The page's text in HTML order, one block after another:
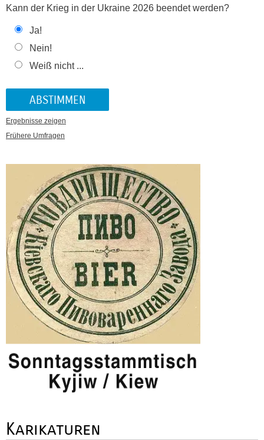
Kann der Krieg in der Ukraine 2026 beendet werden?
Ja!
Nein!
Weiß nicht ...
Ergebnisse zeigen
Frühere Umfragen
Karikaturen